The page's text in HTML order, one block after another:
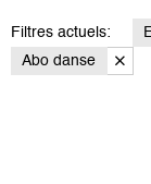
Filtres actuels:
Abo danse